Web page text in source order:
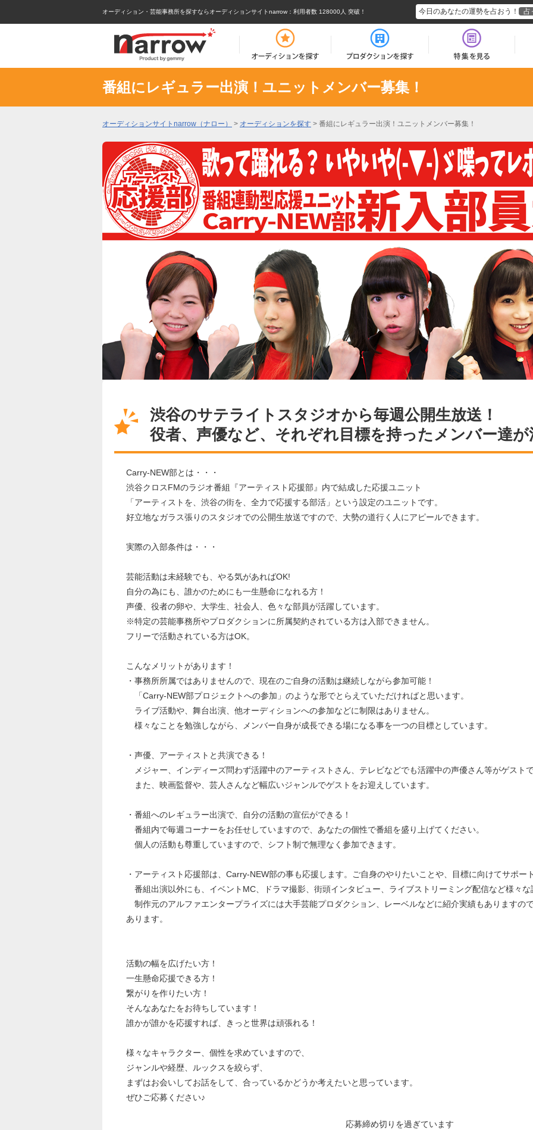
オーディション・芸能事務所を探すならオーディションサイトnarrow ：利用者数 128000人 突破！ 今日のあなたの運勢を占おう！ 占
番組にレギュラー出演！ユニットメンバー募集！
オーディションサイトnarrow（ナロー） > オーディションを探す > 番組にレギュラー出演！ユニットメンバー募集！
渋谷のサテライトスタジオから毎週公開生放送！
役者、声優など、それぞれ目標を持ったメンバー達が
Carry-NEW部とは・・・
渋谷クロスFMのラジオ番組『アーティスト応援部』内で結成した応援ユニット
「アーティストを、渋谷の街を、全力で応援する部活」という設定のユニットです。
好立地なガラス張りのスタジオでの公開生放送ですので、大勢の道行く人にアピールできます。
実際の入部条件は・・・
芸能活動は未経験でも、やる気があればOK!
自分の為にも、誰かのためにも一生懸命になれる方！
声優、役者の卵や、大学生、社会人、色々な部員が活躍しています。
※特定の芸能事務所やプロダクションに所属契約されている方は入部できません。
フリーで活動されている方はOK。
こんなメリットがあります！
・事務所所属ではありませんので、現在のご自身の活動は継続しながら参加可能！
「Carry-NEW部プロジェクトへの参加」のような形でとらえていただければと思います。
ライブ活動や、舞台出演、他オーディションへの参加などに制限はありません。
様々なことを勉強しながら、メンバー自身が成長できる場になる事を一つの目標としています。
・声優、アーティストと共演できる！
メジャー、インディーズ問わず活躍中のアーティストさん、テレビなどでも活躍中の声優さん等がゲスト
また、映画監督や、芸人さんなど幅広いジャンルでゲストをお迎えしています。
・番組へのレギュラー出演で、自分の活動の宣伝ができる！
番組内で毎週コーナーをお任せしていますので、あなたの個性で番組を盛り上げてください。
個人の活動も尊重していますので、シフト制で無理なく参加できます。
・アーティスト応援部は、Carry-NEW部の事も応援します。ご自身のやりたいことや、目標に向けてサポー
番組出演以外にも、イベントMC、ドラマ撮影、街頭インタビュー、ライブストリーミング配信など様々
制作元のアルファエンタープライズには大手芸能プロダクション、レーベルなどに紹介実績もありますの
あります。
活動の幅を広げたい方！
一生懸命応援できる方！
繋がりを作りたい方！
そんなあなたをお待ちしています！
誰かが誰かを応援すれば、きっと世界は頑張れる！
様々なキャラクター、個性を求めていますので、
ジャンルや経歴、ルックスを絞らず、
まずはお会いしてお話をして、合っているかどうか考えたいと思っています。
ぜひご応募ください♪
応募締め切りを過ぎています